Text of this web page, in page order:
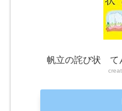
帆立の詫び状 て